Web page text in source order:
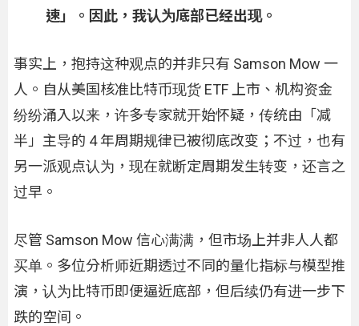
速」。因此，我认为底部已经出现。
事实上，抱持这种观点的并非只有 Samson Mow 一
人。自从美国核准比特币现货 ETF 上市、机构资金
纷纷涌入以来，许多专家就开始怀疑，传统由「减
半」主导的 4 年周期规律已被彻底改变；不过，也有
另一派观点认为，现在就断定周期发生转变，还言之
过早。
尽管 Samson Mow 信心满满，但市场上并非人人都
买单。多位分析师近期透过不同的量化指标与模型推
演，认为比特币即便逼近底部，但后续仍有进一步下
跌的空间。